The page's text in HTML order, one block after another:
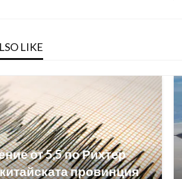
LIKE
от 5,5 по Рихтер
провинция